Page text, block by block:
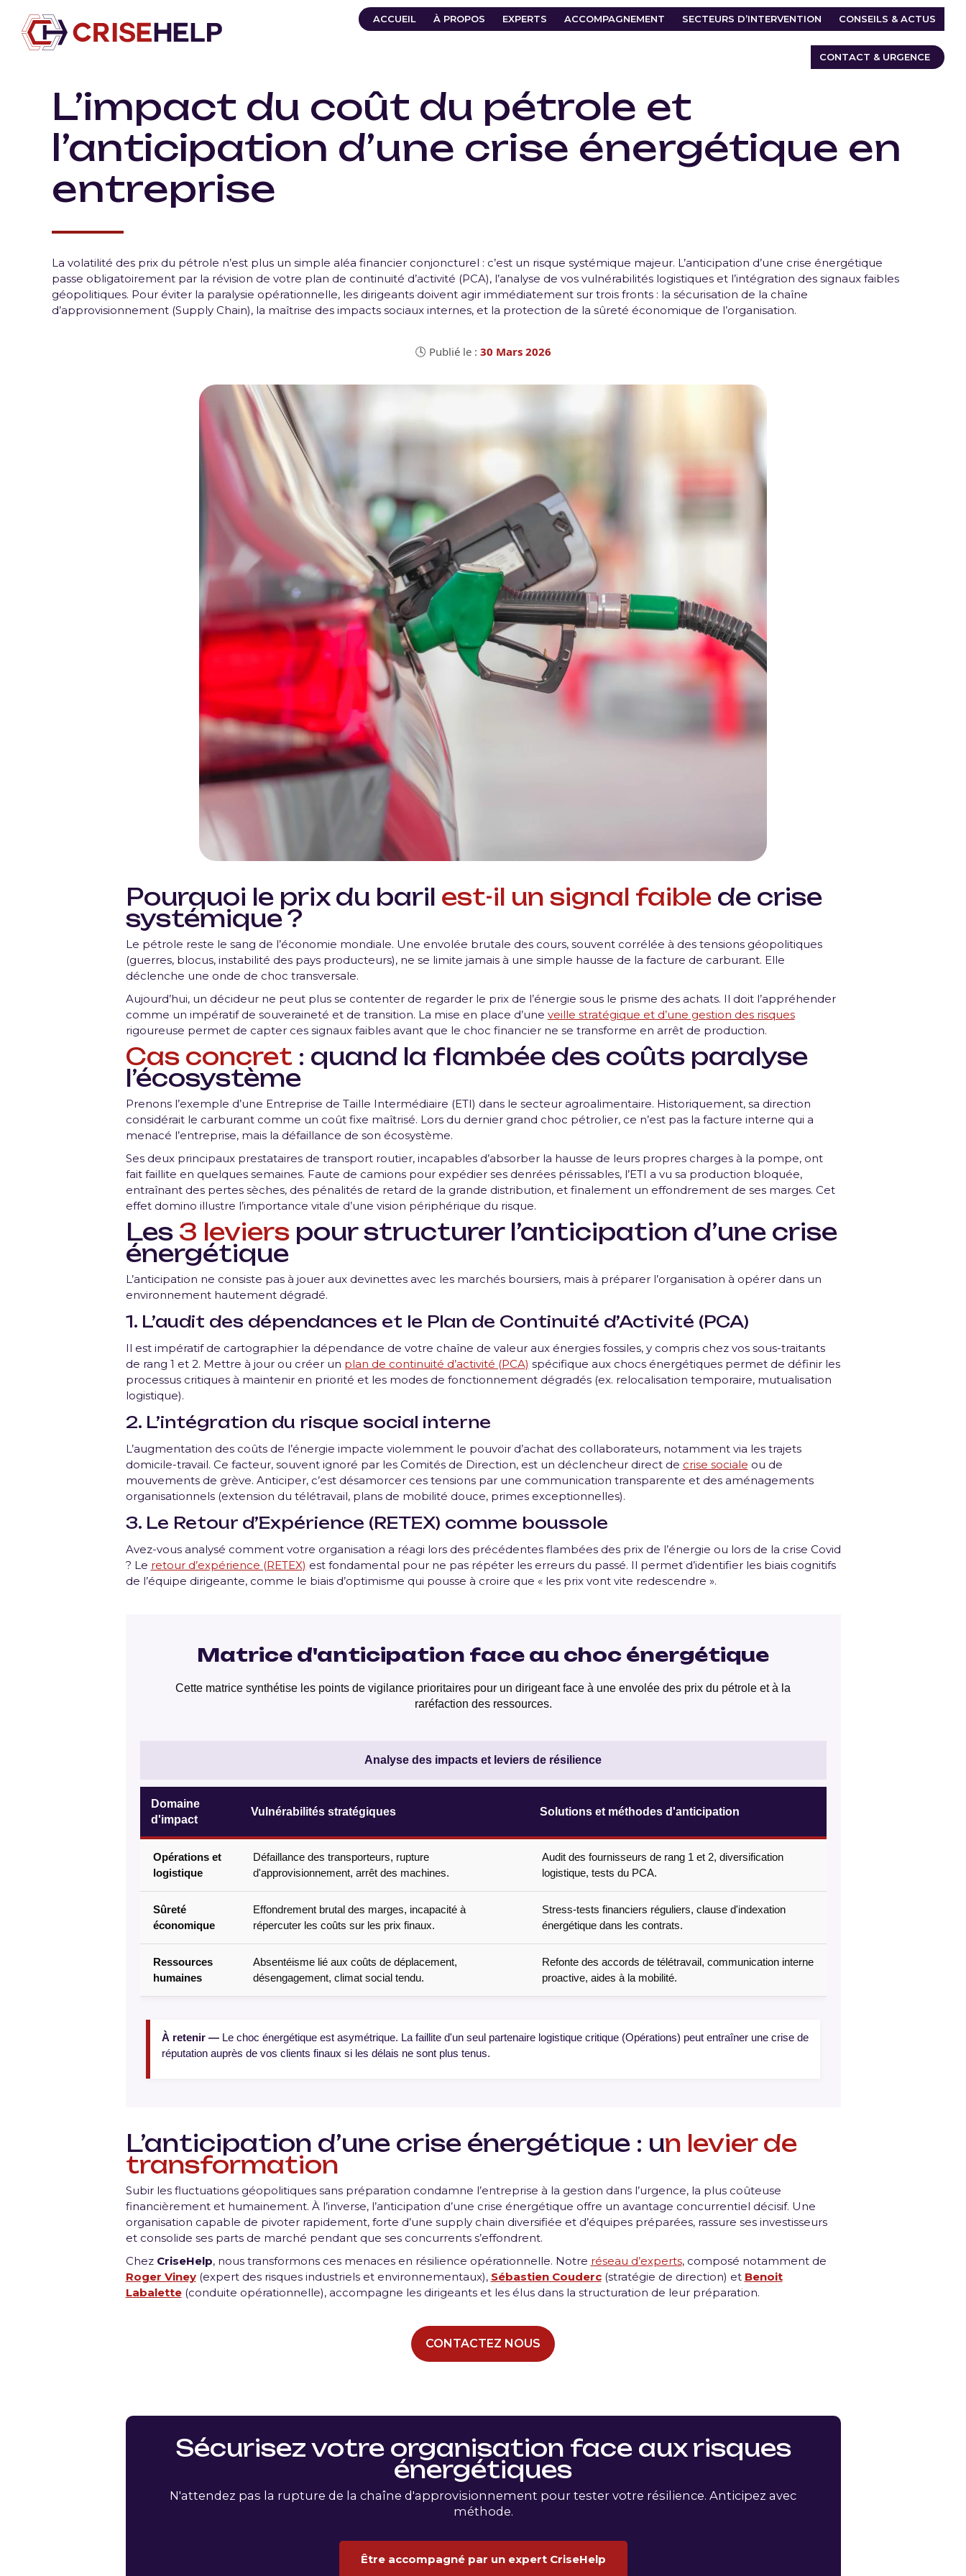
ACCUEIL À PROPOS EXPERTS ACCOMPAGNEMENT SECTEURS D’INTERVENTION CONSEILS & ACTUS
CONTACT & URGENCE
L’impact du coût du pétrole et
l’anticipation d’une crise énergétique en
entreprise
La volatilité des prix du pétrole n’est plus un simple aléa financier conjoncturel : c’est un risque systémique majeur. L’anticipation d’une crise énergétique
passe obligatoirement par la révision de votre plan de continuité d’activité (PCA), l’analyse de vos vulnérabilités logistiques et l’intégration des signaux faibles
géopolitiques. Pour éviter la paralysie opérationnelle, les dirigeants doivent agir immédiatement sur trois fronts : la sécurisation de la chaîne
d’approvisionnement (Supply Chain), la maîtrise des impacts sociaux internes, et la protection de la sûreté économique de l’organisation.
🕓 Publié le : 30 Mars 2026
Pourquoi le prix du baril est-il un signal faiblede crise
systémique ?
Le pétrole reste le sang de l’économie mondiale. Une envolée brutale des cours, souvent corrélée à des tensions géopolitiques
(guerres, blocus, instabilité des pays producteurs), ne se limite jamais à une simple hausse de la facture de carburant. Elle
déclenche une onde de choc transversale.
Aujourd’hui, un décideur ne peut plus se contenter de regarder le prix de l’énergie sous le prisme des achats. Il doit l’appréhender
comme un impératif de souveraineté et de transition. La mise en place d’une veille stratégique et d’une gestion des risques
rigoureuse permet de capter ces signaux faibles avant que le choc financier ne se transforme en arrêt de production.
Cas concret : quand la flambée des coûts paralyse
l’écosystème
Prenons l’exemple d’une Entreprise de Taille Intermédiaire (ETI) dans le secteur agroalimentaire. Historiquement, sa direction
considérait le carburant comme un coût fixe maîtrisé. Lors du dernier grand choc pétrolier, ce n’est pas la facture interne qui a
menacé l’entreprise, mais la défaillance de son écosystème.
Ses deux principaux prestataires de transport routier, incapables d’absorber la hausse de leurs propres charges à la pompe, ont
fait faillite en quelques semaines. Faute de camions pour expédier ses denrées périssables, l’ETI a vu sa production bloquée,
entraînant des pertes sèches, des pénalités de retard de la grande distribution, et finalement un effondrement de ses marges. Cet
effet domino illustre l’importance vitale d’une vision périphérique du risque.
Les 3 levierspour structurer l’anticipation d’une crise
énergétique
L’anticipation ne consiste pas à jouer aux devinettes avec les marchés boursiers, mais à préparer l’organisation à opérer dans un
environnement hautement dégradé.
1. L’audit des dépendances et le Plan de Continuité d’Activité (PCA)
Il est impératif de cartographier la dépendance de votre chaîne de valeur aux énergies fossiles, y compris chez vos sous-traitants
de rang 1 et 2. Mettre à jour ou créer un plan de continuité d’activité (PCA) spécifique aux chocs énergétiques permet de définir les
processus critiques à maintenir en priorité et les modes de fonctionnement dégradés (ex. relocalisation temporaire, mutualisation
logistique).
2. L’intégration du risque social interne
L’augmentation des coûts de l’énergie impacte violemment le pouvoir d’achat des collaborateurs, notamment via les trajets
domicile-travail. Ce facteur, souvent ignoré par les Comités de Direction, est un déclencheur direct de crise sociale ou de
mouvements de grève. Anticiper, c’est désamorcer ces tensions par une communication transparente et des aménagements
organisationnels (extension du télétravail, plans de mobilité douce, primes exceptionnelles).
3. Le Retour d’Expérience (RETEX) comme boussole
Avez-vous analysé comment votre organisation a réagi lors des précédentes flambées des prix de l’énergie ou lors de la crise Covid
? Le retour d’expérience (RETEX) est fondamental pour ne pas répéter les erreurs du passé. Il permet d’identifier les biais cognitifs
de l’équipe dirigeante, comme le biais d’optimisme qui pousse à croire que « les prix vont vite redescendre ».
Matrice d'anticipation face au choc énergétique
Cette matrice synthétise les points de vigilance prioritaires pour un dirigeant face à une envolée des prix du pétrole et à la
raréfaction des ressources.
Analyse des impacts et leviers de résilience
Domaine
d'impact
Vulnérabilités stratégiques Solutions et méthodes d'anticipation
Opérations et
logistique
Défaillance des transporteurs, rupture
d'approvisionnement, arrêt des machines.
Audit des fournisseurs de rang 1 et 2, diversification
logistique, tests du PCA.
Sûreté
économique
Effondrement brutal des marges, incapacité à
répercuter les coûts sur les prix finaux.
Stress-tests financiers réguliers, clause d'indexation
énergétique dans les contrats.
Ressources
humaines
Absentéisme lié aux coûts de déplacement,
désengagement, climat social tendu.
Refonte des accords de télétravail, communication interne
proactive, aides à la mobilité.
À retenir — Le choc énergétique est asymétrique. La faillite d'un seul partenaire logistique critique (Opérations) peut entraîner une crise de
réputation auprès de vos clients finaux si les délais ne sont plus tenus.
L’anticipation d’une crise énergétique : un levier de
transformation
Subir les fluctuations géopolitiques sans préparation condamne l’entreprise à la gestion dans l’urgence, la plus coûteuse
financièrement et humainement. À l’inverse, l’anticipation d’une crise énergétique offre un avantage concurrentiel décisif. Une
organisation capable de pivoter rapidement, forte d’une supply chain diversifiée et d’équipes préparées, rassure ses investisseurs
et consolide ses parts de marché pendant que ses concurrents s’effondrent.
Chez CriseHelp, nous transformons ces menaces en résilience opérationnelle. Notre réseau d’experts, composé notamment de
Roger Viney(expert des risques industriels et environnementaux), Sébastien Couderc(stratégie de direction) et Benoit
Labalette(conduite opérationnelle), accompagne les dirigeants et les élus dans la structuration de leur préparation.
CONTACTEZ NOUS
Sécurisez votre organisation face aux risques
énergétiques
N'attendez pas la rupture de la chaîne d'approvisionnement pour tester votre résilience. Anticipez avec
méthode.
Être accompagné par un expert CriseHelp